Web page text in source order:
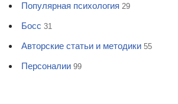
Популярная психология 29
Босс 31
Авторские статьи и методики 55
Персоналии 99